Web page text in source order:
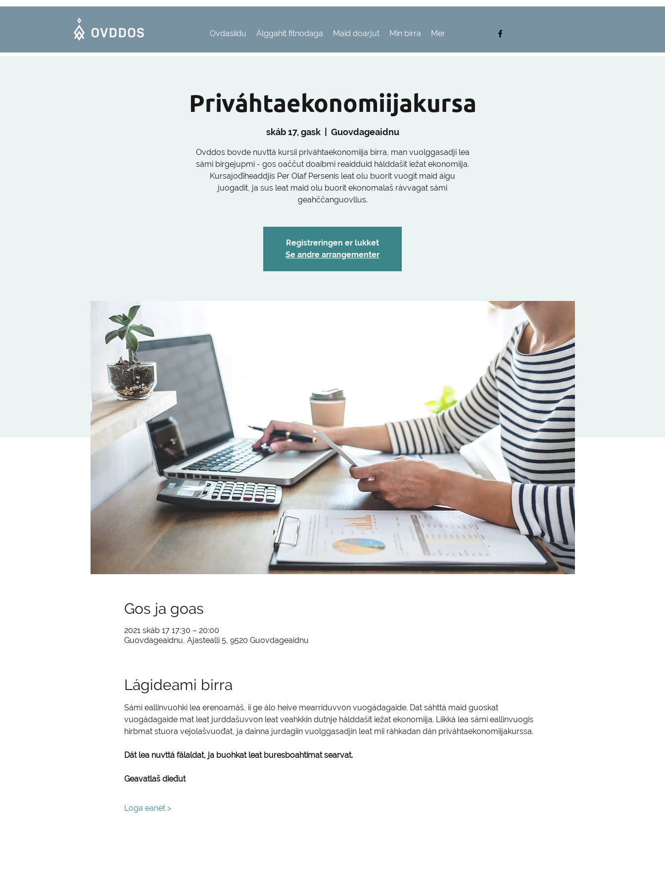
Ovdasiidu Álggahit fitnodaga Maid doarjut Min birra Mer
Priváhtaekonomiijakursa
skáb 17, gask
  |
Guovdageaidnu
Ovddos bovde nuvttá kursii priváhtaekonomiija birra, man vuolggasadji lea
sámi birgejupmi - gos oaččut doaibmi reaidduid hálddašit iežat ekonomiija.
Kursajođiheaddjis Per Olaf Persenis leat olu buorit vuogit maid áigu
juogadit, ja sus leat maid olu buorit ekonomalaš rávvagat sámi
geahččanguovllus.
Registreringen er lukket
Se andre arrangementer
Gos ja goas
2021 skáb 17 17:30 – 20:00
Guovdageaidnu, Ajastealli 5, 9520 Guovdageaidnu
Lágideami birra
Sámi eallinvuohki lea erenoamáš, ii ge álo heive mearriduvvon vuogádagaide. Dat sáhttá maid guoskat
vuogádagaide mat leat jurddašuvvon leat veahkkin dutnje hálddašit iežat ekonomiija. Liikká lea sámi eallinvuogis
hirbmat stuora vejolašvuođat, ja dainna jurdagiin vuolggasadjin leat mii ráhkadan dán priváhtaekonomiijakurssa.
Dát lea nuvttá fálaldat, ja buohkat leat buresboahtimat searvat.
Geavatlaš dieđut
Loga eanet >